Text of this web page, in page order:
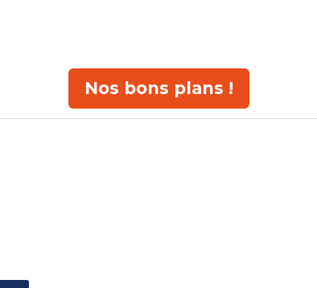
Nos bons plans !